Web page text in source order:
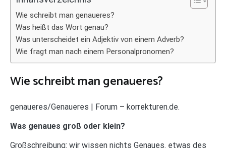
Wie schreibt man genaueres?
Was heißt das Wort genau?
Was unterscheidet ein Adjektiv von einem Adverb?
Wie fragt man nach einem Personalpronomen?
Wie schreibt man genaueres?
genaueres/Genaueres | Forum – korrekturen.de.
Was genaues groß oder klein?
Großschreibung: wir wissen nichts Genaues. etwas des